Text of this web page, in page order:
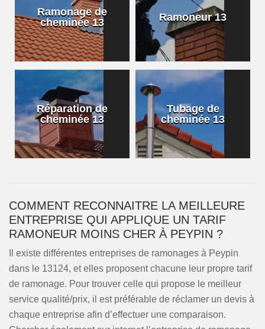
Ramonage de
cheminée 13
Ramoneur 13
Réparation de
cheminée 13
Tubage de
cheminée 13
COMMENT RECONNAITRE LA MEILLEURE
ENTREPRISE QUI APPLIQUE UN TARIF
RAMONEUR MOINS CHER À PEYPIN ?
Il existe différentes entreprises de ramonages à Peypin
dans le 13124, et elles proposent chacune leur propre tarif
de ramonage. Pour trouver celle qui propose le meilleur
service qualité/prix, il est préférable de réclamer un devis à
chaque entreprise afin d’effectuer une comparaison.